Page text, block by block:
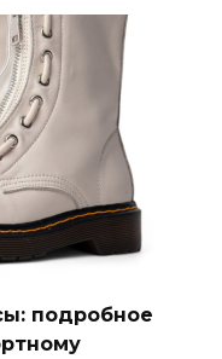
подробное